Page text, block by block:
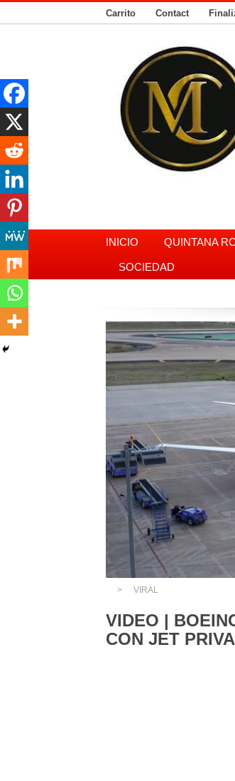
Carrito Contact
INICIO QUINTANA
SOCIEDAD
VIRAL
VIDEO |
CON JET